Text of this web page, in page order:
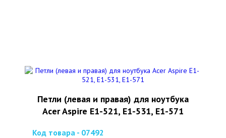
Петли (левая и правая) для ноутбука
Acer Aspire E1-521, E1-531, E1-571
Код товара - 07492